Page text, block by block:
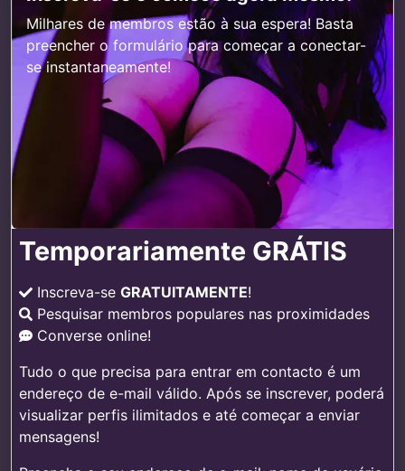
Milhares de membros estão à sua espera! Basta
preencher o formulário para começar a conectar-
se instantaneamente!
Temporariamente GRÁTIS
Inscreva-se GRATUITAMENTE!
Pesquisar membros populares nas proximidades
Converse online!
Tudo o que precisa para entrar em contacto é um
endereço de e-mail válido. Após se inscrever, poderá
visualizar perfis ilimitados e até começar a enviar
mensagens!